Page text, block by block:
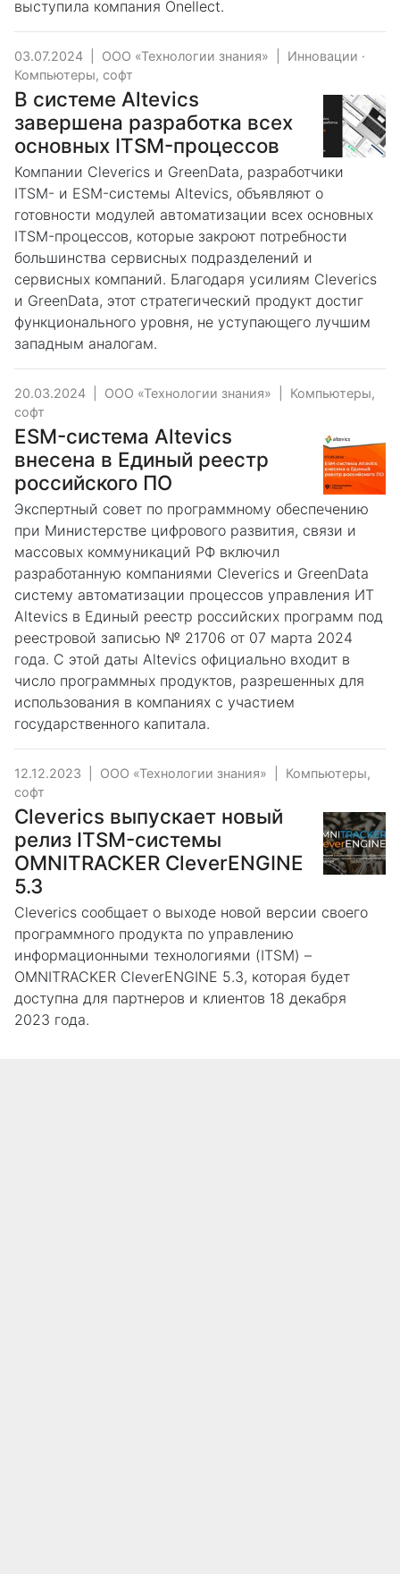
выступила компания Onellect.
03.07.2024 ООО «Технологии знания» Инновации ·
Компьютеры, софт
В системе Altevics
завершена разработка всех
основных ITSM-процессов
Компании Cleverics и GreenData, разработчики
ITSM- и ESM-системы Altevics, объявляют о
готовности модулей автоматизации всех основных
ITSM-процессов, которые закроют потребности
большинства сервисных подразделений и
сервисных компаний. Благодаря усилиям Cleverics
и GreenData, этот стратегический продукт достиг
функционального уровня, не уступающего лучшим
западным аналогам.
20.03.2024 ООО «Технологии знания»
Компьютеры,
софт
ESM-система Аltevics
внесена в Единый реестр
российского ПО
Экспертный совет по программному обеспечению
при Министерстве цифрового развития, связи и
массовых коммуникаций РФ включил
разработанную компаниями Cleverics и GreenData
систему автоматизации процессов управления ИТ
Altevics в Единый реестр российских программ под
реестровой записью № 21706 от 07 марта 2024
года. С этой даты Altevics официально входит в
число программных продуктов, разрешенных для
использования в компаниях с участием
государственного капитала.
12.12.2023 ООО «Технологии знания»
Компьютеры,
софт
Cleverics выпускает новый
релиз ITSM-системы
OMNITRACKER CleverENGINE
5.3
Cleverics сообщает о выходе новой версии своего
программного продукта по управлению
информационными технологиями (ITSM) –
OMNITRACKER CleverENGINE 5.3, которая будет
доступна для партнеров и клиентов 18 декабря
2023 года.